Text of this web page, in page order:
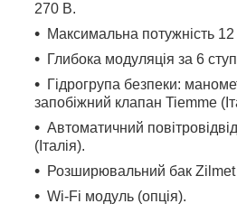
270 В.
Максимальна потужність 12
Глибока модуляція за 6
Гідрогрупа безпеки:
запобіжний клапан Tiemme
Автоматичний
(Італія).
Розширювальний бак Zilmet
Wi-Fi модуль (опція).